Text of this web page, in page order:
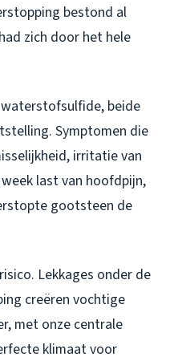
bestond al
zich door het hele
beide
Symptomen die
irritatie van
last van hoofdpijn,
gootsteen de
Lekkages onder de
creëren vochtige
met onze centrale
klimaat voor